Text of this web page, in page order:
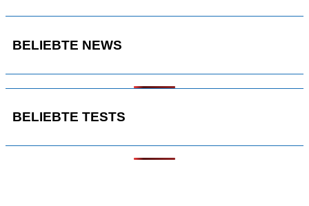
BELIEBTE NEWS
BELIEBTE TESTS